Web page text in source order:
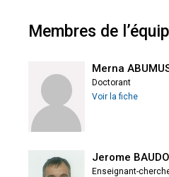
Membres de
Merna
Doctorant
Voir la fiche
Jerome
Enseignant-